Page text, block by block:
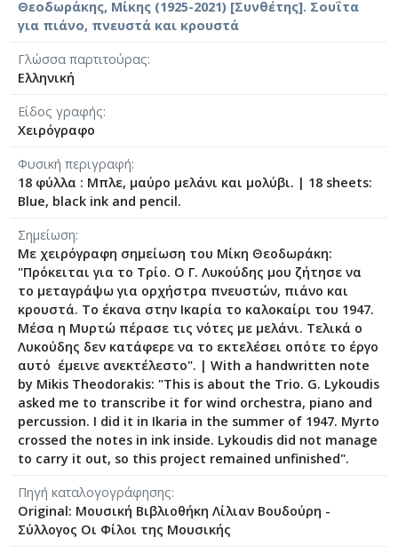
[Φάκελος] GR-As-MTH-003-Sc-007-055-Το
[Φάκελος] GR-As-MTH-003-Sc-007-056-
[Φάκελος] GR-As-MTH-003-Sc-007-057-
[Φάκελος] GR-As-MTH-003-Sc-008-062-Fuga
[Φάκελος] GR-As-MTH-003-Sc-008-063-Έρως
[Φάκελος] GR-As-MTH-003-Sc-008-064-
[Φάκελος] GR-As-MTH-003-Sc-008-066-
[Φάκελος] GR-As-MTH-003-Sc-008-067-Σχέδια
[Φάκελος] GR-As-MTH-003-Sc-008-068-Σπουδή
[Φάκελος] GR-As-MTH-003-Sc-008-069-
[Φάκελος] GR-As-MTH-003-Sc-008-070-
[Φάκελος] GR-As-MTH-003-Sc-009-071-Etude
[Φάκελος] GR-As-MTH-003-Sc-009-072-
[Φάκελος] GR-As-MTH-003-Sc-009-073-Fuga
[Φάκελος] GR-As-MTH-003-Sc-009-074-
[Φάκελος] GR-As-MTH-003-Sc-009-075-Fuga
[Φάκελος] GR-As-MTH-003-Sc-009-076-Το
[Φάκελος] GR-As-MTH-003-Sc-009-077-
[Φάκελος] GR-As-MTH-003-Sc-009-078-Αετός,
[Φάκελος] GR-As-MTH-003-Sc-009-079-
Θεοδωράκης, Μίκης (1925-2021) [Συνθέτης]. Σουΐτα
για πιάνο, πνευστά και κρουστά
Γλώσσα παρτιτούρας
Ελληνική
Είδος γραφής
Χειρόγραφο
Φυσική περιγραφή
18 φύλλα : Μπλε, μαύρο μελάνι και μολύβι. | 18 sheets:
Blue, black ink and pencil.
Σημείωση
Με χειρόγραφη σημείωση του Μίκη Θεοδωράκη:
"Πρόκειται για το Τρίο. Ο Γ. Λυκούδης μου ζήτησε να
το μεταγράψω για ορχήστρα πνευστών, πιάνο και
κρουστά. Το έκανα στην Ικαρία το καλοκαίρι του 1947.
Μέσα η Μυρτώ πέρασε τις νότες με μελάνι. Τελικά ο
Λυκούδης δεν κατάφερε να το εκτελέσει οπότε το έργο
αυτό έμεινε ανεκτέλεστο". | With a handwritten note
by Mikis Theodorakis: "This is about the Trio. G. Lykoudis
asked me to transcribe it for wind orchestra, piano and
percussion. I did it in Ikaria in the summer of 1947. Myrto
crossed the notes in ink inside. Lykoudis did not manage
to carry it out, so this project remained unfinished".
Πηγή καταλογογράφησης
Original: Μουσική Βιβλιοθήκη Λίλιαν Βουδούρη -
Σύλλογος Οι Φίλοι της Μουσικής